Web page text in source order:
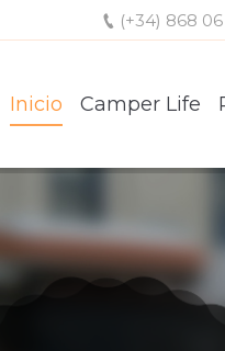
(+34) 868
Inicio Camper Life